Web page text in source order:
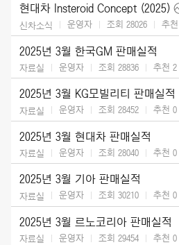
현대차 Insteroid Concept (2025)
신차소식 운영자 조회 28026 추천
2025년 3월 한국GM 판매실적
자료실 운영자 조회 28836 추천 2
2025년 3월 KG모빌리티 판매실적
자료실 운영자 조회 28452 추천 0
2025년 3월 현대차 판매실적
자료실 운영자 조회 28040 추천 0
2025년 3월 기아 판매실적
자료실 운영자 조회 30210 추천 0
2025년 3월 르노코리아 판매실적
자료실 운영자 조회 29454 추천 0